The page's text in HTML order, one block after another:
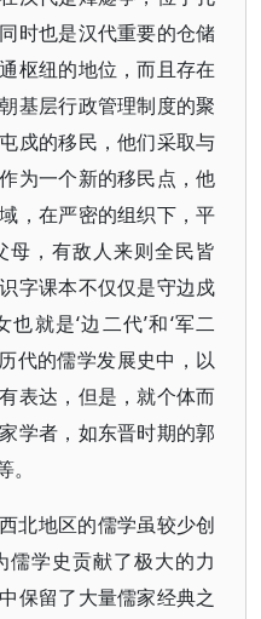
时也是汉代重要的仓储
枢纽的地位，而且存在
基层行政管理制度的聚
戍的移民，他们采取与
为一个新的移民点，他
，在严密的组织下，平
母，有敌人来则全民皆
字课本不仅仅是守边戍
就是‘边二代’和‘军二
代的儒学发展史中，以
表达，但是，就个体而
学者，如东晋时期的郭
北地区的儒学虽较少创
学史贡献了极大的力
保留了大量儒家经典之